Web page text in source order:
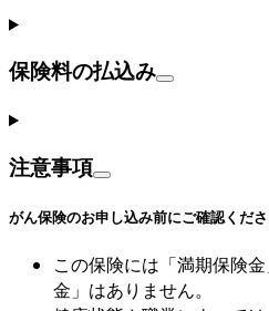
保険料の払込み
注意事項
がん保険のお申し込み前にご確認くだ
この保険には「満期保険
金」はありません。